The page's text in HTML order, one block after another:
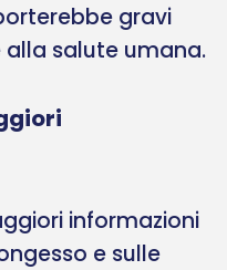
gravi
alla salute umana.
informazioni
e sulle